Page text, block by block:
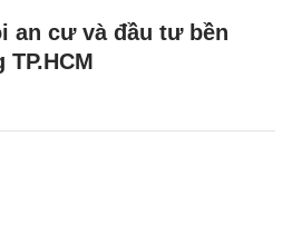
an cư và đầu tư bền